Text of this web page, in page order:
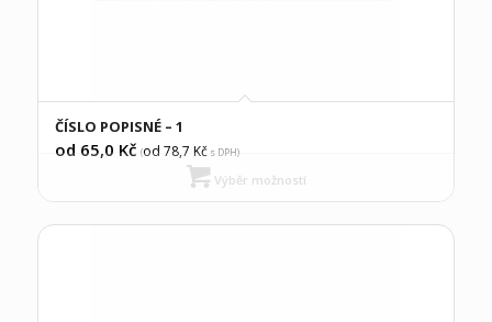
ČÍSLO POPISNÉ – 1
od 65,0 Kč (od 78,7 Kčs DPH)
Výběr možností